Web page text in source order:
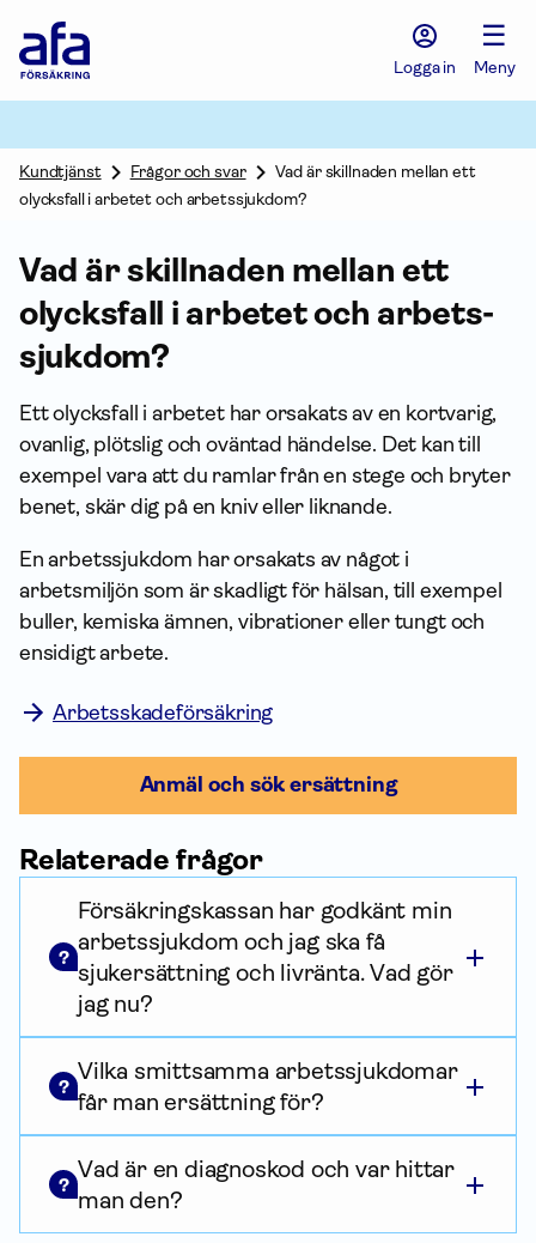
Försäkring
Logga in
☰
Meny
Kundtjänst Frågor och svar
Vad är skillnaden mellan ett
olycksfall i arbetet och arbetssjukdom?
Vad är skillnaden mellan ett
olycksfall i arbetet och arbets­
sjuk­dom?
Ett olycksfall i arbetet har orsakats av en kortvarig,
ovanlig, plötslig och oväntad händelse. Det kan till
exempel vara att du ramlar från en stege och bryter
benet, skär dig på en kniv eller liknande.
En arbets­sjuk­dom har orsakats av något i
arbetsmiljön som är skadligt för hälsan, till exempel
buller, kemiska ämnen, vibrationer eller tungt och
ensidigt arbete.
Arbetsskadeförsäkring
Anmäl och sök ersättning
Relaterade frågor
?
Försäkringskassan har godkänt min
arbetssjukdom och jag ska få
sjukersättning och livränta. Vad gör
jag nu?
?
Vilka smittsamma arbetssjukdomar
får man ersättning för?
?
Vad är en diagnoskod och var hittar
man den?